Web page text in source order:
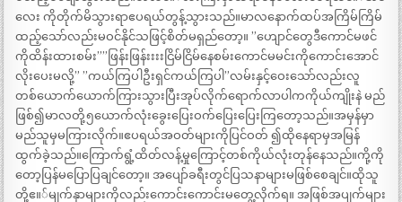
လေး ကိုတိုက်မိသွားရာဧပရယ်တွန့်သွားသည်။မာလနောက်ထပ်အကြိမ်ကြိမ်
ထည့်သော်လည်းမဝင်နိုင်သဖြင့်စိတ်မရှည်တော့။ ”ဟျောင်တွေဒီကောင်မဖင်
ကိုထိန်းထားစမ်း””ဖြန်းဖြန်းးးးငြိမ်ငြိမ်နေစမ်းကောင်မမင်းကိုကောင်းအောင်
လိုးပေးမလို့” ”ကယ်ကြပါဦးရှင်ကယ်ကြပါ”လမ်းနှင့်ဝေးသော်လည်းလူ
တစ်ယောက်ယောက်ကြားသွားပြီးအုပ်လိုက်ရောက်လာပါကကိုယ်ကျိုးနဲ မည်
ဖြစ်၍မာလတို့၅ယောက်လုံးခွေးပြေးဝက်ပြေးပြေးကြတော့သည်။အမှန်မှာ
မည်သူမှမကြားလိုက်။ဧပရယ်အဝတ်များကိုပြင်ဝတ် ၍ထိုနေရာမှအမြန်
ထွက်ခဲ့သည်။ကြောက်ရွံ့ထိတ်လန့်မှုကြောင့်တစ်ကိုယ်လုံးတုန်နေသည်။ကို့ကို
တော့ပြန်မပြောပြချင်တော့။ အပျော်ခရီးတွင်ပြသနာများမဖြစ်စေချင်။ထိုသူ
တို့ဧ။်မျက်နှာများကိုလည်းကောင်းကောင်းမတွေ့လိုက်ရ။ အဖြစ်အပျက်များ